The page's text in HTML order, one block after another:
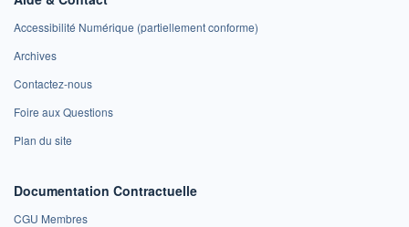
Accessibilité Numérique (partiellement conforme)
Archives
Contactez-nous
Foire aux Questions
Plan du site
Documentation Contractuelle
CGU Membres